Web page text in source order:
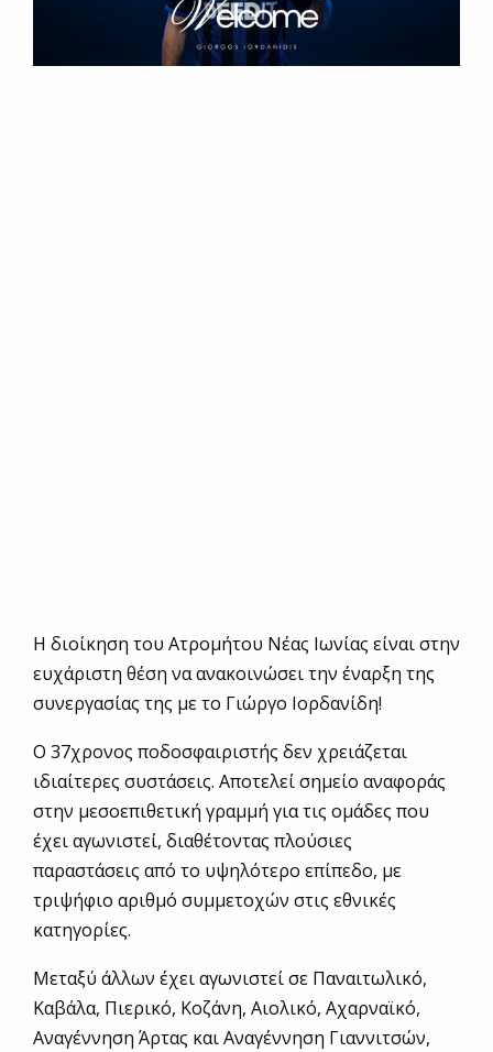
Η διοίκηση του Ατρομήτου Νέας Ιωνίας είναι στην
ευχάριστη θέση να ανακοινώσει την έναρξη της
συνεργασίας της με το Γιώργο Ιορδανίδη!
Ο 37χρονος ποδοσφαιριστής δεν χρειάζεται
ιδιαίτερες συστάσεις. Αποτελεί σημείο αναφοράς
στην μεσοεπιθετική γραμμή για τις ομάδες που
έχει αγωνιστεί, διαθέτοντας πλούσιες
παραστάσεις από το υψηλότερο επίπεδο, με
τριψήφιο αριθμό συμμετοχών στις εθνικές
κατηγορίες.
Μεταξύ άλλων έχει αγωνιστεί σε Παναιτωλικό,
Καβάλα, Πιερικό, Κοζάνη, Αιολικό, Αχαρναϊκό,
Αναγέννηση Άρτας και Αναγέννηση Γιαννιτσών,